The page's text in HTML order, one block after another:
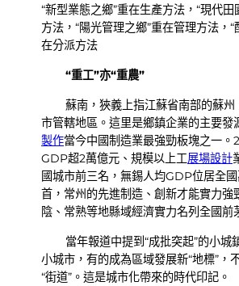
“新型業態之鄉”重在生產方法，“現代田
方法，“陽光管理之鄉”重在管理方法，
在分派方法
“重工”亦“重農”
蘇南，狹義上指江蘇省南部的蘇州
市管轄地區。這里是鄉鎮企業的主要發
製作當今中國制造業最強勁板塊之一。
GDP超2萬億元、規模以上工展場設計
國城市前三名，無錫人均GDP位居全
首，常州的先進制造、創新才能實力強
陰、常熟等地縣域經濟實力名列全國前
當年報道中提到“成批突起”的小城
小城市，有的成為區域發展新“地標”，
“街道”。這是城市化帶來的時代印記。